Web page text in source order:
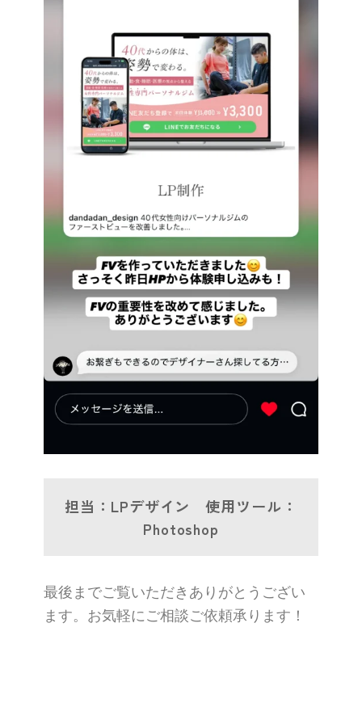
担当：LPデザイン 使用ツール：
Photoshop
最後までご覧いただきありがとうござい
ます。お気軽にご相談ご依頼承ります！